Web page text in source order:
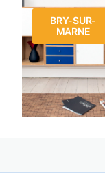
BRY-SUR-
MARNE